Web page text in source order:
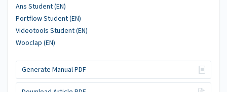
Ans Student (EN)
Portflow Student (EN)
Videotools Student (EN)
Wooclap (EN)
Generate Manual PDF